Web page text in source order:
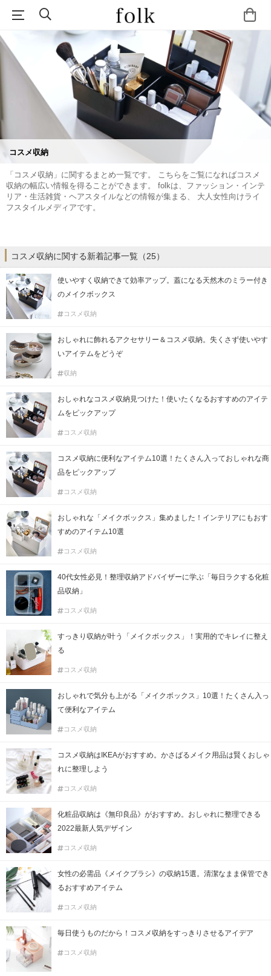
コスメ収納
「コスメ収納」に関するまとめ一覧です。 こちらをご覧になればコスメ
収納の幅広い情報を得ることができます。 folkは、ファッション・インテ
リア・生活雑貨・ヘアスタイルなどの情報が集まる、 大人女性向けライ
フスタイルメディアです。
コスメ収納に関する新着記事一覧（25）
使いやすく収納できて効率アップ。蓋になる天然木のミラー付き
のメイクボックス
コスメ収納
おしゃれに飾れるアクセサリー＆コスメ収納。失くさず使いやす
いアイテムをどうぞ
収納
おしゃれなコスメ収納見つけた！使いたくなるおすすめのアイテ
ムをピックアップ
コスメ収納
コスメ収納に便利なアイテム10選！たくさん入っておしゃれな商
品をピックアップ
コスメ収納
おしゃれな「メイクボックス」集めました！インテリアにもおす
すめのアイテム10選
コスメ収納
40代女性必見！整理収納アドバイザーに学ぶ「毎日ラクする化粧
品収納」
コスメ収納
すっきり収納が叶う「メイクボックス」！実用的でキレイに整え
る
コスメ収納
おしゃれで気分も上がる「メイクボックス」10選！たくさん入っ
て便利なアイテム
コスメ収納
コスメ収納はIKEAがおすすめ。かさばるメイク用品は賢くおしゃ
れに整理しよう
コスメ収納
化粧品収納は《無印良品》がおすすめ。おしゃれに整理できる
2022最新人気デザイン
コスメ収納
女性の必需品《メイクブラシ》の収納15選。清潔なまま保管でき
るおすすめアイテム
コスメ収納
毎日使うものだから！コスメ収納をすっきりさせるアイデア
コスメ収納